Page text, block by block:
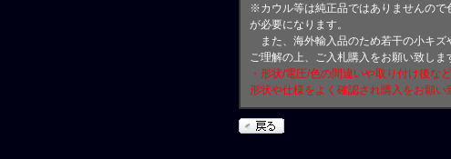
※カウル等は純正品ではありませんので
が必要になります。
また、海外輸入品のため若干の小キズ
ご理解の上、ご入札購入をお願い致しま
・形状/電圧/色の間違いや取り付け後な
形状や仕様をよく確認され購入をお願い